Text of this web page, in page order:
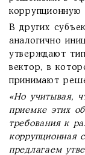
коррупционную
В других
аналогично
утверждают
вектор, в
принимают
«Но учитывая,
приемке этих
требования к
коррупционная
предлагаем